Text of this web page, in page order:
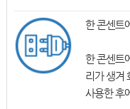
한 콘센트
한 콘센트
리가 생겨
사용한 후